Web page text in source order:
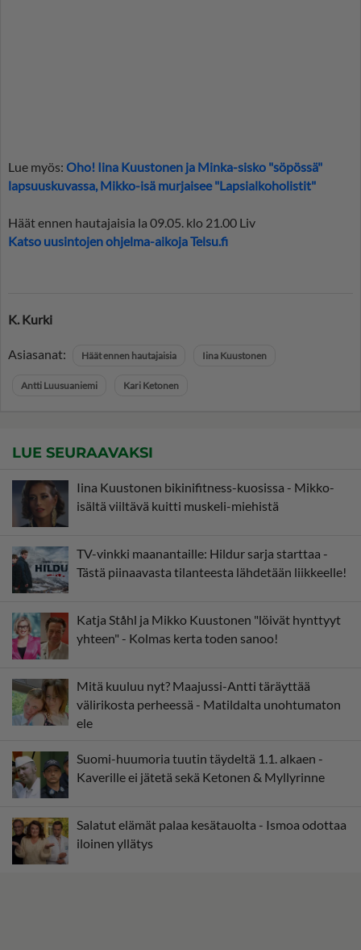
Lue myös: Oho! Iina Kuustonen ja Minka-sisko "söpössä"
lapsuuskuvassa, Mikko-isä murjaisee "Lapsialkoholistit"
Häät ennen hautajaisia la 09.05. klo 21.00 Liv
Katso uusintojen ohjelma-aikoja Telsu.fi
K. Kurki
Asiasanat: Häät ennen hautajaisia Iina Kuustonen
Antti Luusuaniemi Kari Ketonen
LUE SEURAAVAKSI
Iina Kuustonen bikinifitness-kuosissa - Mikko-
isältä viiltävä kuitti muskeli-miehistä
TV-vinkki maanantaille: Hildur sarja starttaa -
Tästä piinaavasta tilanteesta lähdetään liikkeelle!
Katja Ståhl ja Mikko Kuustonen "löivät hynttyyt
yhteen" - Kolmas kerta toden sanoo!
Mitä kuuluu nyt? Maajussi-Antti täräyttää
välirikosta perheessä - Matildalta unohtumaton
ele
Suomi-huumoria tuutin täydeltä 1.1. alkaen -
Kaverille ei jätetä sekä Ketonen & Myllyrinne
Salatut elämät palaa kesätauolta - Ismoa odottaa
iloinen yllätys